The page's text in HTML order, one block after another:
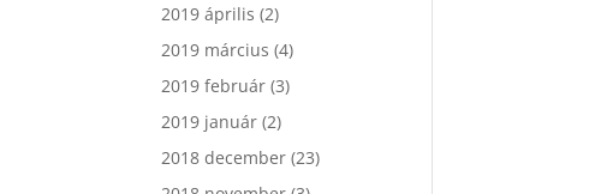
2019 április (2)
2019 március (4)
2019 február (3)
2019 január (2)
2018 december (23)